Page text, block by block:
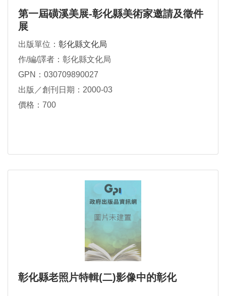
第一屆磺溪美展-彰化縣美術家邀請及徵件
展
出版單位： 彰化縣文化局
作/編/譯者：彰化縣文化局
GPN：030709890027
出版／創刊日期：2000-03
價格：700
彰化縣老照片特輯(二)影像中的彰化